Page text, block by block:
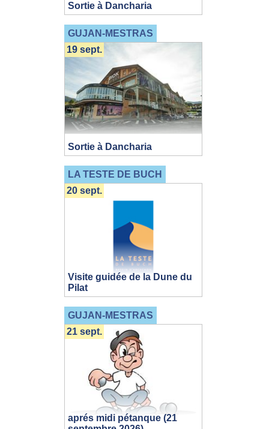
Sortie à Dancharia
GUJAN-MESTRAS
Sortie à Dancharia
19 sept.
LA TESTE DE BUCH
Visite guidée de la Dune du
Pilat
20 sept.
GUJAN-MESTRAS
aprés midi pétanque (21
21 sept.